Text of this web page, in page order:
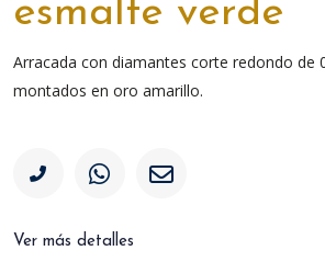
esmalte verde
Arracada con diamantes corte redondo de
montados en oro amarillo.
Ver más detalles